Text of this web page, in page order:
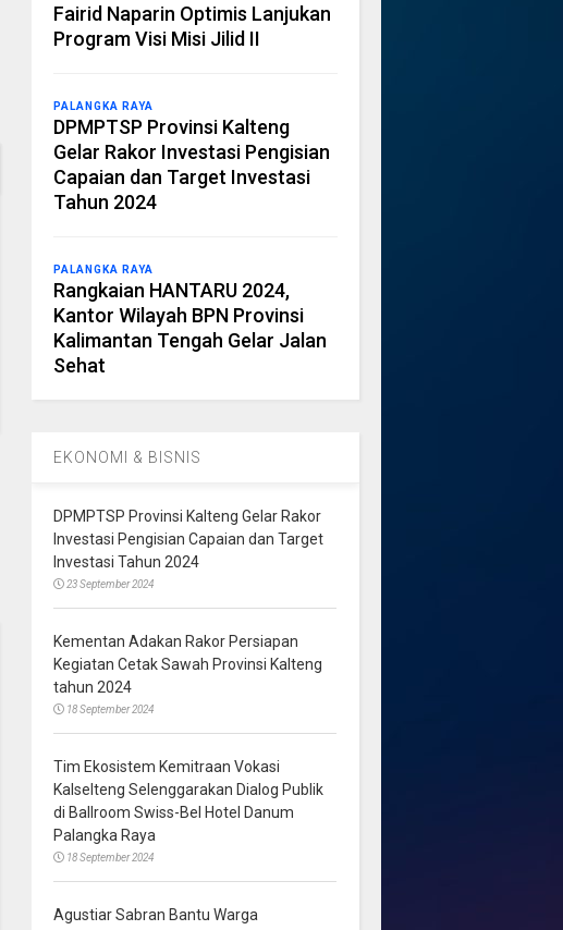
Fairid Naparin Optimis Lanjukan
Program Visi Misi Jilid II
PALANGKA RAYA
DPMPTSP Provinsi Kalteng
Gelar Rakor Investasi Pengisian
Capaian dan Target Investasi
Tahun 2024
PALANGKA RAYA
Rangkaian HANTARU 2024,
Kantor Wilayah BPN Provinsi
Kalimantan Tengah Gelar Jalan
Sehat
EKONOMI & BISNIS
DPMPTSP Provinsi Kalteng Gelar Rakor
Investasi Pengisian Capaian dan Target
Investasi Tahun 2024
23 September 2024
Kementan Adakan Rakor Persiapan
Kegiatan Cetak Sawah Provinsi Kalteng
tahun 2024
18 September 2024
Tim Ekosistem Kemitraan Vokasi
Kalselteng Selenggarakan Dialog Publik
di Ballroom Swiss-Bel Hotel Danum
Palangka Raya
18 September 2024
Agustiar Sabran Bantu Warga